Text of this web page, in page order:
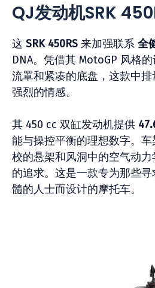
QJ发动机SRK
这 SRK 450RS 来加强联系 全
DNA。凭借其 MotoGP 风格
流罩和紧凑的底盘，这款中
强烈的情感。
其 450 cc 双缸发动机提供
能与操控平衡的理想数字。
校的悬架和风洞中的空气动
的追求。这是一款专为那些
髓的人士而设计的摩托车。